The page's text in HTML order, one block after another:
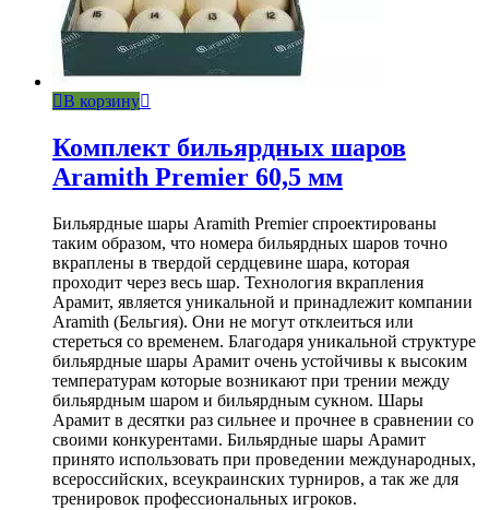
В корзину
Комплект бильярдных шаров
Aramith Premier 60,5 мм
Бильярдные шары Aramith Premier спроектированы
таким образом, что номера бильярдных шаров точно
вкраплены в твердой сердцевине шара, которая
проходит через весь шар. Технология вкрапления
Арамит, является уникальной и принадлежит компании
Aramith (Бельгия). Они не могут отклеиться или
стереться со временем. Благодаря уникальной структуре
бильярдные шары Арамит очень устойчивы к высоким
температурам которые возникают при трении между
бильярдным шаром и бильярдным сукном. Шары
Арамит в десятки раз сильнее и прочнее в сравнении со
своими конкурентами. Бильярдные шары Арамит
принято использовать при проведении международных,
всероссийских, всеукраинских турниров, а так же для
тренировок профессиональных игроков.